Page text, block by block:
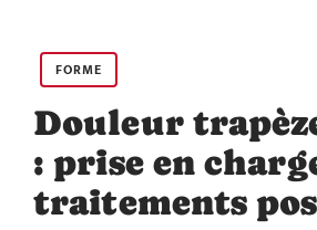
FORME
Douleur
: prise en
traitements